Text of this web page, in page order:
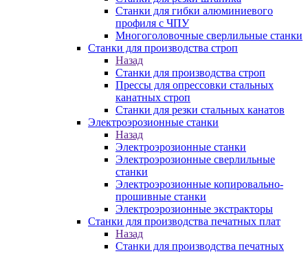
Станки для гибки алюминиевого
профиля с ЧПУ
Многоголовочные сверлильные станки
Станки для производства строп
Назад
Станки для производства строп
Прессы для опрессовки стальных
канатных строп
Станки для резки стальных канатов
Электроэрозионные станки
Назад
Электроэрозионные станки
Электроэрозионные сверлильные
станки
Электроэрозионные копировально-
прошивные станки
Электроэрозионные экстракторы
Станки для производства печатных плат
Назад
Станки для производства печатных